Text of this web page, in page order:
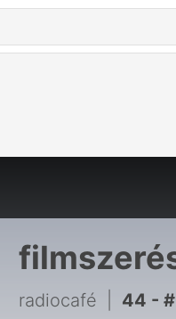
radiocafé 44 - #044 - WHAM! 10 Days in China, Gyűlölet és